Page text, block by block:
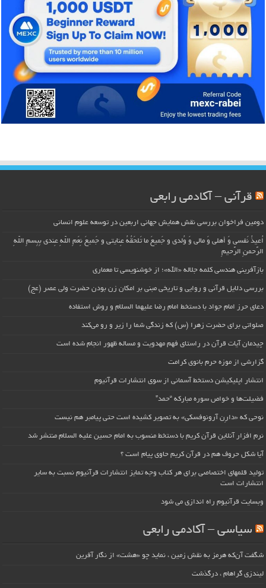
قرآنی – آکادمی رابعی
دومین فراخوان بررسی نقش همایش جهانی اربعین در توسعه علوم انسانی
اُعیذُ نَفسی وَ أهلی وَ مالی وَ وُلدی و جَمیعَ ما تَلحَقُهُ عِنایتی و جَمیعَ نِعَمِ اللّهِ عِندی بِبِسمِ اللّهِ
الرَّحمنِ الرَّحیمِ
بازآفرینی هندسی کلمه جلاله «الله»؛ از خوشنویسی تا معماری
بررسی دلایل قرآنی و روایی و تاریخی مبنی بر امکان زن بودن حضرت ولی عصر (عج)
دعای حرز امام جواد با دستخط امام رضا علیهما السلام و روش استفاده
صلواتی برای حضرت زهرا (س) که زندگی شما را زیر و رو می‌کند
چیدمان آیات قرآن در راستای فهم مهدویت و مساله ظهور انجام شده است
گزارشی از موزه حرم بانوی کرامت
انتشار اپلیکیشن دستخط آسمانی از سوی انتشارات قرآنیوم
فضیلت‌ها و خواص سوره مبارکه “حمد”
نوحی که «دارِن آرونوفسکی» به تصویر کشیده است حتی پیامبر هم نیست
نرم افزار آنلاین قرآن کریم با دستخط منسوب به امام حسین علیه السلام منتشر شد
آیا شکل حروف هم در قرآن کریم حاوی پیام است ؟
تولید قلمهای اختصاصی برای هر کتاب وجه تمایز انتشارات قرآنیوم نسبت به سایر
انتشارات است
وبسایت قرآنیوم راه اندازی می شود
سیاسی – آکادمی رابعی
شگفت آن‌که هرمز به نقش زمین ، نماید چو «هشت» از نگار آفرین
لیندزی گراهام ، درگذشت